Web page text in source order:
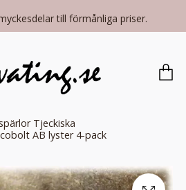
till förmånliga priser.
Tjeckiska
AB lyster 4-pack